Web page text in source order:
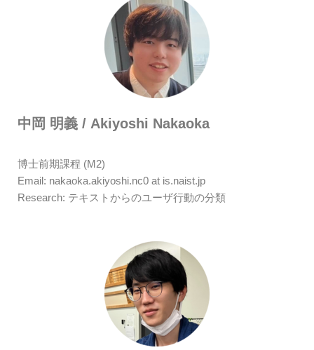
中岡 明義 / Akiyoshi Nakaoka
博士前期課程 (M2)
Email: nakaoka.akiyoshi.nc0 at is.naist.jp
Research: テキストからのユーザ行動の分類